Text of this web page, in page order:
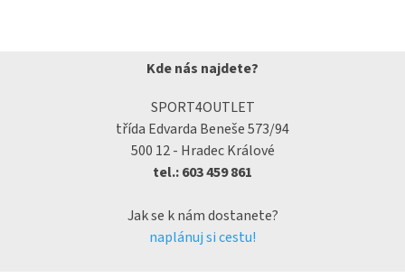
Kde nás najdete?
SPORT4OUTLET
třída Edvarda Beneše 573/94
500 12 - Hradec Králové
tel.: 603 459 861
Jak se k nám dostanete?
naplánuj si cestu!